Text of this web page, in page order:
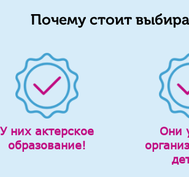
Почему стоит
У них актерское
образование!
Они